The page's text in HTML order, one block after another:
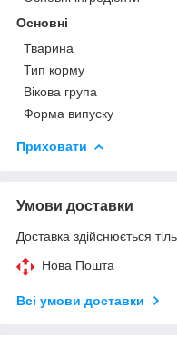
Основні
Тварина
Тип корму
Вікова група
Форма випуску
Приховати
Умови доставки
Доставка здійснюється
Нова Пошта
Всі умови доставки